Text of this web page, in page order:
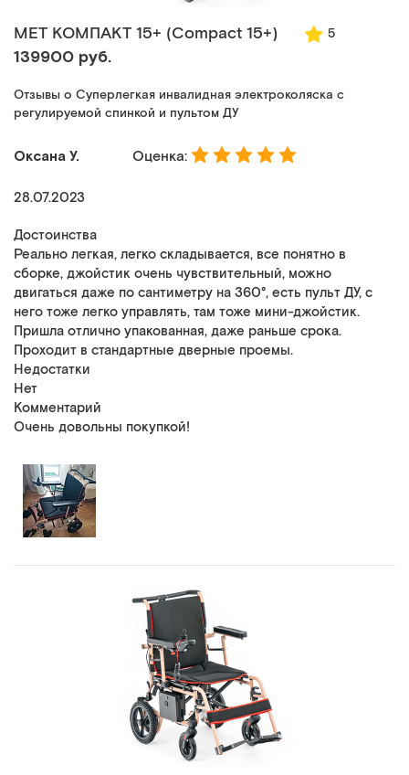
MET КОМПАКТ 15+ (Compact 15+) 5
139900 руб.
Отзывы о Суперлегкая инвалидная электроколяска с
регулируемой спинкой и пультом ДУ
Оксана У. Оценка:
28.07.2023
Достоинства
Реально легкая, легко складывается, все понятно в
сборке, джойстик очень чувствительный, можно
двигаться даже по сантиметру на 360°, есть пульт ДУ, с
него тоже легко управлять, там тоже мини-джойстик.
Пришла отлично упакованная, даже раньше срока.
Проходит в стандартные дверные проемы.
Недостатки
Нет
Комментарий
Очень довольны покупкой!